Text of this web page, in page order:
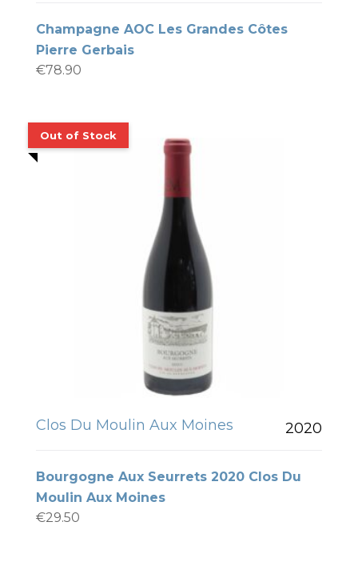
Champagne AOC Les Grandes Côtes
Pierre Gerbais
€78.90
Clos Du Moulin Aux Moines 2020
Bourgogne Aux Seurrets 2020 Clos Du
Moulin Aux Moines
€29.50